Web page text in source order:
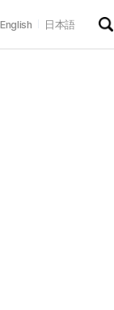
English 日本語
검